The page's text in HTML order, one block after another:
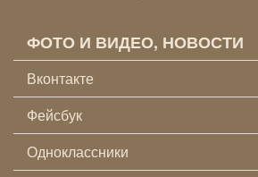
ФОТО И ВИДЕО, НОВОСТИ
Вконтакте
Фейсбук
Одноклассники